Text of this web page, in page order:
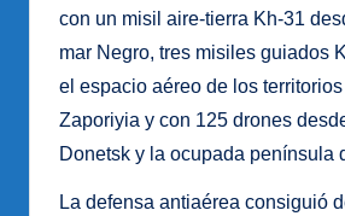
con un misil aire-tierra Kh-31
mar Negro, tres misiles guiados
el espacio aéreo de los
Zaporiyia y con 125 drones
Donetsk y la ocupada península
La defensa antiaérea consiguió